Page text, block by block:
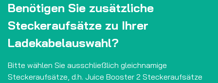
Benötigen Sie zusätzliche
Steckeraufsätze zu Ihrer
Ladekabelauswahl?
Bitte wählen Sie ausschließlich gleichnamige
Steckeraufsätze, d.h. Juice Booster 2 Steckeraufsätze